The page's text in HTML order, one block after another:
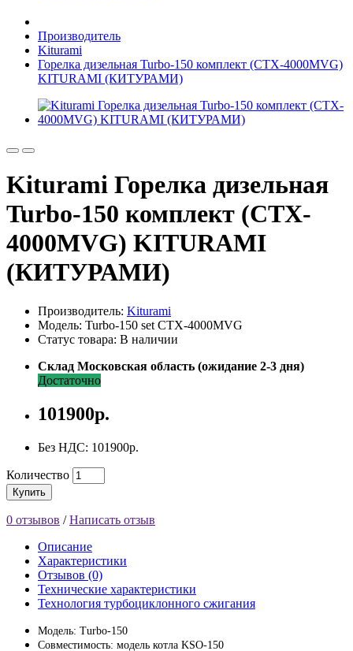
Производитель
Kiturami
Горелка дизельная Turbo-150 комплект (CTX-4000MVG)
KITURAMI (КИТУРАМИ)
Kiturami Горелка дизельная
Turbo-150 комплект (CTX-
4000MVG) KITURAMI
(КИТУРАМИ)
Производитель: Kiturami
Модель: Turbo-150 set CTX-4000MVG
Статус товара: В наличии
Склад Московская область (ожидание 2-3 дня)
Достаточно
101900р.
Без НДС: 101900р.
Количество
Купить
0 отзывов /Написать отзыв
Описание
Характеристики
Отзывов (0)
Технические характеристики
Технология турбоциклонного сжигания
Модель: Turbo-150
Совместимость: модель котла KSO-150